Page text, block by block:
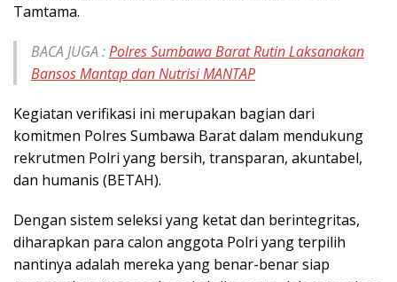
Tamtama.
BACA JUGA :Polres Sumbawa Barat Rutin Laksanakan
Bansos Mantap dan Nutrisi MANTAP
Kegiatan verifikasi ini merupakan bagian dari
komitmen Polres Sumbawa Barat dalam mendukung
rekrutmen Polri yang bersih, transparan, akuntabel,
dan humanis (BETAH).
Dengan sistem seleksi yang ketat dan berintegritas,
diharapkan para calon anggota Polri yang terpilih
nantinya adalah mereka yang benar-benar siap